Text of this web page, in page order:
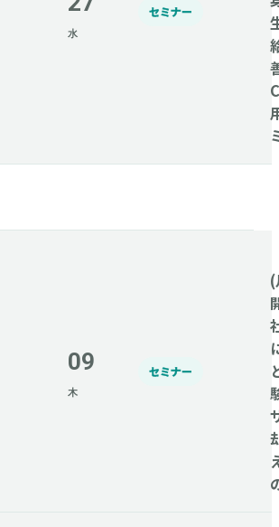
水
セミナー
09
木
セミナー